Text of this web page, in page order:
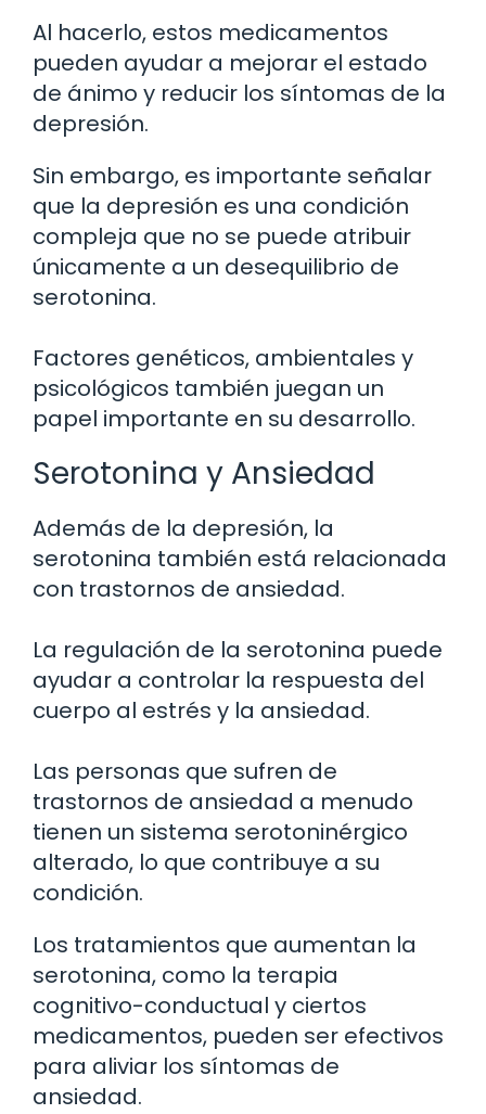
Al hacerlo, estos medicamentos
pueden ayudar a mejorar el estado
de ánimo y reducir los síntomas de la
depresión.
Sin embargo, es importante señalar
que la depresión es una condición
compleja que no se puede atribuir
únicamente a un desequilibrio de
serotonina.
Factores genéticos, ambientales y
psicológicos también juegan un
papel importante en su desarrollo.
Serotonina y Ansiedad
Además de la depresión, la
serotonina también está relacionada
con trastornos de ansiedad.
La regulación de la serotonina puede
ayudar a controlar la respuesta del
cuerpo al estrés y la ansiedad.
Las personas que sufren de
trastornos de ansiedad a menudo
tienen un sistema serotoninérgico
alterado, lo que contribuye a su
condición.
Los tratamientos que aumentan la
serotonina, como la terapia
cognitivo-conductual y ciertos
medicamentos, pueden ser efectivos
para aliviar los síntomas de
ansiedad.